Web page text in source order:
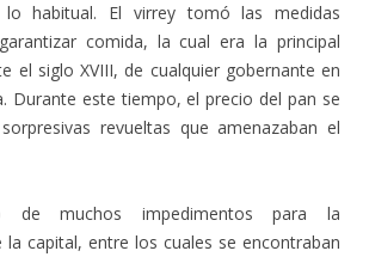
lo habitual. El virrey tomó las medidas
comida, la cual era la principal
el siglo XVIII, de cualquier gobernante en
Durante este tiempo, el precio del pan se
revueltas que amenazaban el
de muchos impedimentos para la
la capital, entre los cuales se encontraban